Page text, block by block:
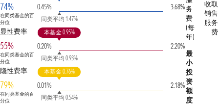
74%
在同类基金的百
分位
0.45%
同类平均 1.47%
3.68%
显性费率
55%
在同类基金的百
分位
0.20%
本基金 0.95%
同类平均 0.93%
2.20%
隐性费率
79%
在同类基金的百
分位
0.01%
本基金 0.76%
同类平均 0.54%
2.18%
务
费
(每
年)
收取
销售
服务
费
最
小
投
资
额
度